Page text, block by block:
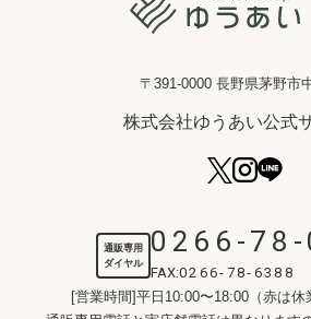
〒391-0000 長野県茅野市
株式会社ゆうあい公式
通販専用
ダイヤル
0266-78-
FAX:0266-78-6388
[営業時間]平日10:00〜18:00（赤は休